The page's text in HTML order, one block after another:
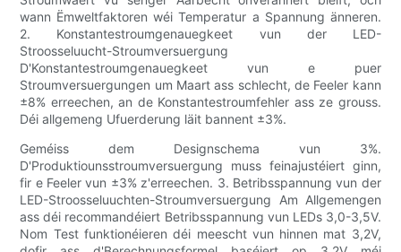
wann Ëmweltfaktoren wéi Temperatur a Spannung änneren.
2. Konstantestroumgenauegkeet vun der LED-
Stroosseluucht-Stroumversuergung
D'Konstantestroumgenauegkeet vun e puer
Stroumversuergungen um Maart ass schlecht, de Feeler kann
±8% erreechen, an de Konstantestroumfehler ass ze grouss.
Déi allgemeng Ufuerderung läit bannent ±3%.
Geméiss dem Designschema vun 3%.
D'Produktiounsstroumversuergung muss feinajustéiert ginn,
fir e Feeler vun ±3% z'erreechen. 3. Betribsspannung vun der
LED-Stroosseluuchten-Stroumversuergung Am Allgemengen
ass déi recommandéiert Betribsspannung vun LEDs 3,0-3,5V.
Nom Test funktionéieren déi meescht vun hinnen mat 3,2V,